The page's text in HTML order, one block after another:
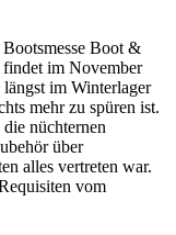
Boot &
findet im November
im Winterlager
mehr zu spüren ist.
nüchternen
über
alles vertreten war.
vom